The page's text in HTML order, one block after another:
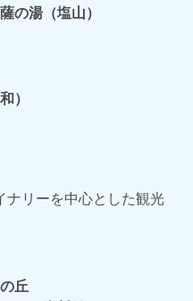
の湯（塩山）
）
ナリーを中心とした観光
丘